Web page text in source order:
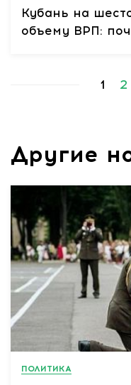
Кубань на
объему ВРП:
1 2
Другие
ПОЛИТИКА